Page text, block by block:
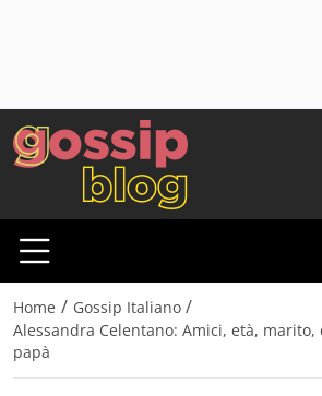
Home / Gossip Italiano /
Alessandra Celentano: Amici, età,
papà